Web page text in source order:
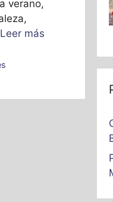
verano,
Leer más